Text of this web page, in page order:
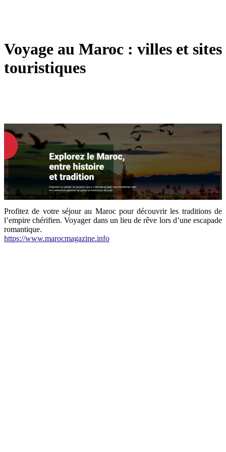
Voyage au Maroc : villes et sites
touristiques
Profitez de votre séjour au Maroc pour découvrir les traditions de
l’empire chérifien. Voyager dans un lieu de rêve lors d’une escapade
romantique.
https://www.marocmagazine.info